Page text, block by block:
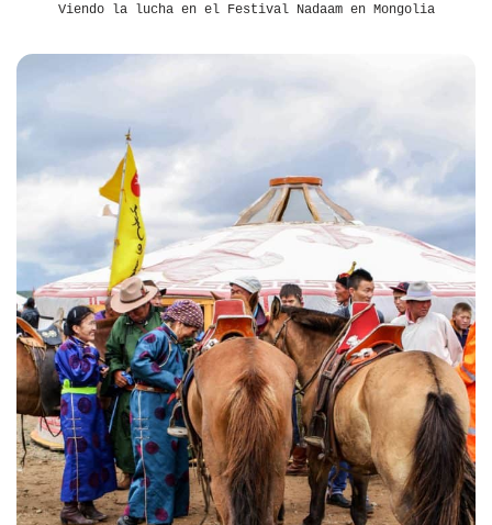
Viendo la lucha en el Festival Nadaam en Mongolia